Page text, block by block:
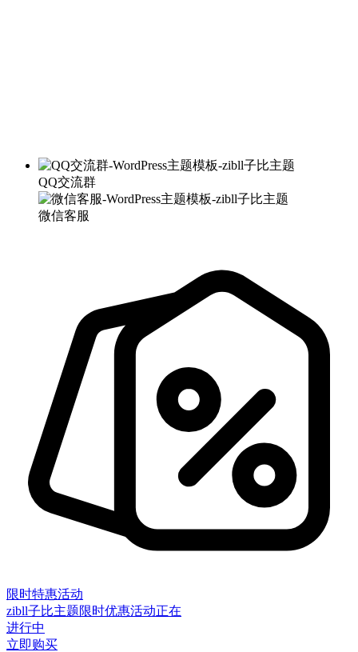
QQ交流群
微信客服
限时特惠活动
zibll子比主题限时优惠活动正在
进行中
立即购买